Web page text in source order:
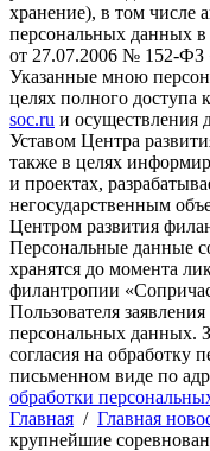
хранение), в том числе
персональных данных
от 27.07.2006 № 152-ФЗ
Указанные мною
целях полного доступа
soc.ru и осуществления
Уставом Центра
также в целях
и проектах,
негосударственным
Центром развития
Персональные данные
хранятся до момента
филантропии
Пользователя
персональных данных.
согласия на обработку
письменном виде по
обработки
Главная / Главная
крупнейшие